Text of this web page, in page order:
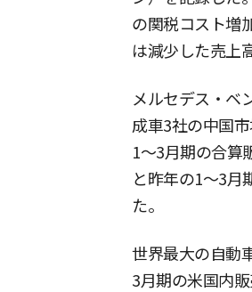
の関税コスト増
は減少した売上
メルセデス・ベ
成車3社の中国
1〜3月期の合算
と昨年の1〜3月
た。
世界最大の自動
3月期の米国内